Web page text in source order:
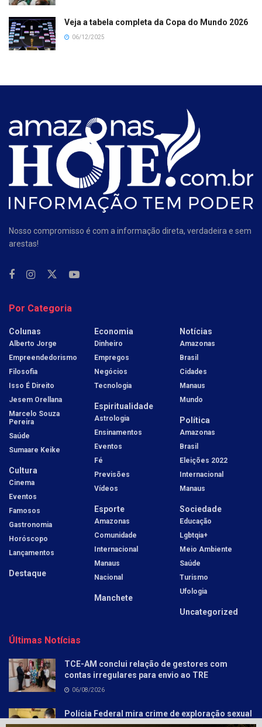
Veja a tabela completa da Copa do Mundo 2026
06/12/2025
Nosso compromisso é com a informação direta, verdadeira e sem
arestas!
Por Categoria
Colunas
Alberto Jorge
Empreendedorismo
Filosofia
Isso É Direito
Jesem Orellana
Marcelo Souza
Pereira
Saúde
Sumaare Keike
Cultura
Cinema
Eventos
Famosos
Gastronomia
Horóscopo
Lançamentos
Destaque
Economia
Dinheiro
Empregos
Negócios
Tecnologia
Espiritualidade
Astrologia
Ensinamentos
Eventos
Fé
Previsões
Vídeos
Esporte
Amazonas
Comunidade
Internacional
Manaus
Nacional
Manchete
Notícias
Amazonas
Brasil
Cidades
Manaus
Mundo
Política
Amazonas
Brasil
Eleições 2022
Internacional
Manaus
Sociedade
Educação
Lgbtqia+
Meio Ambiente
Saúde
Turismo
Ufologia
Uncategorized
Últimas Notícias
TCE-AM conclui relação de gestores com
contas irregulares para envio ao TRE
06/08/2026
Polícia Federal mira crime de exploração sexual
infantojuvenil